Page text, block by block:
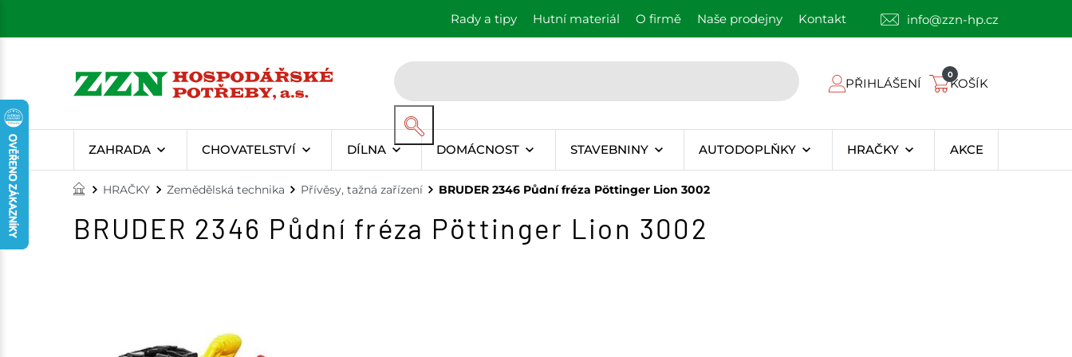
Rady a tipy Hutní materiál O firmě Naše prodejny Kontakt info@zzn-hp.cz
PŘIHLÁŠENÍ
0
KOŠÍK
ZAHRADA CHOVATELSTVÍ DÍLNA DOMÁCNOST STAVEBNINY AUTODOPLŇKY HRAČKY AKCE
HRAČKY Zemědělská technika Přívěsy, tažná zařízení BRUDER 2346 Půdní fréza Pöttinger Lion 3002
BRUDER 2346 Půdní fréza Pöttinger Lion 3002